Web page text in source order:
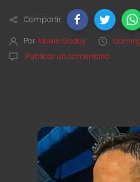
Compartir
Por Mauro Godoy
Publicar un comentario